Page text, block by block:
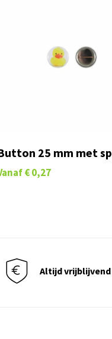
25 mm met
€ 0,27
Altijd